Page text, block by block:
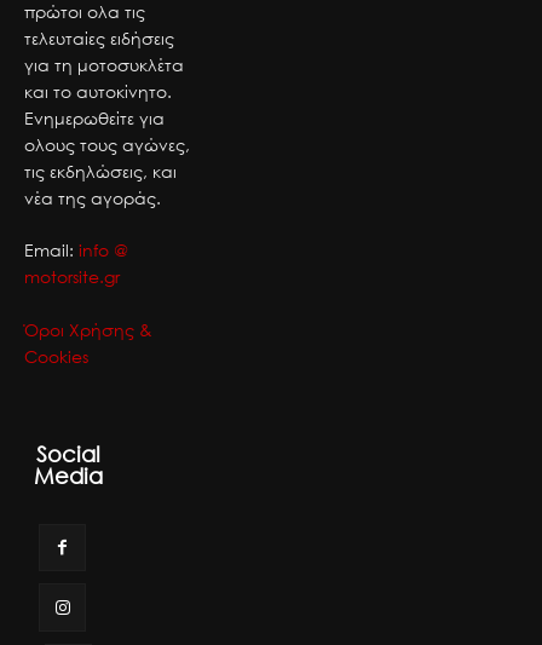
πρώτοι ολα τις
τελευταίες ειδήσεις
για τη μοτοσυκλέτα
και το αυτοκίνητο.
Ενημερωθείτε για
ολους τους αγώνες,
τις εκδηλώσεις, και
νέα της αγοράς.
Email: info @
motorsite.gr
Όροι Χρήσης &
Cookies
Social
Media